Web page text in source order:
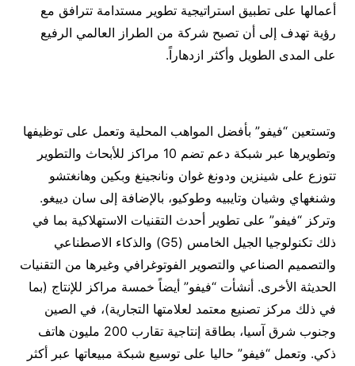
أعمالها على تطبيق استراتيجية تطوير مستدامة تترافق مع
رؤية تهدف إلى أن تصبح شركة من الطراز العالمي الرفيع
على المدى الطويل وأكثر ازدهاراً.
وتستعين “فيفو” بأفضل المواهب المحلية وتعمل على توظيفها
وتطويرها عبر شبكة دعم تضم 10 مراكز للأبحاث والتطوير
تتوزع على شينزين ودونغ غوان ونانجينغ وبكين وهانغتشو
وشنغهاي وشيان وتايبيه وطوكيو، بالإضافة إلى سان دييغو.
وتركز “فيفو” على تطوير أحدث التقنيات الاستهلاكية بما في
ذلك تكنولوجيا الجيل الخامس (G5) والذكاء الاصطناعي
والتصميم الصناعي والتصوير الفوتوغرافي وغيرها من التقنيات
الحديثة الأخرى. أنشأت “فيفو” أيضاً خمسة مراكز للإنتاج (بما
في ذلك مركز تصنيع معتمد لعلامتها التجارية)، في الصين
وجنوب شرق آسيا، بطاقة إنتاجية تقارب 200 مليون هاتف
ذكي. وتعمل “فيفو” حاليا على توسيع شبكة مبيعاتها عبر أكثر